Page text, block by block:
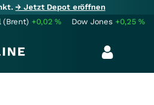
→ Jetzt Depot eröffnen
(Brent) +0,02% Dow Jones +0,25%